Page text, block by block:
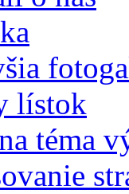
lístok
téma